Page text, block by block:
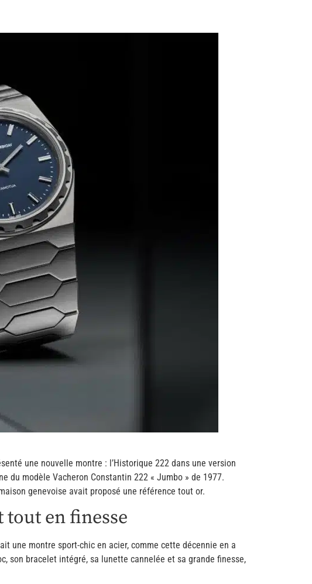
une nouvelle montre : l’Historique 222 dans une version
du modèle Vacheron Constantin 222 « Jumbo » de 1977.
genevoise avait proposé une référence tout or.
tout en finesse
une montre sport-chic en acier, comme cette décennie en a
son bracelet intégré, sa lunette cannelée et sa grande finesse,